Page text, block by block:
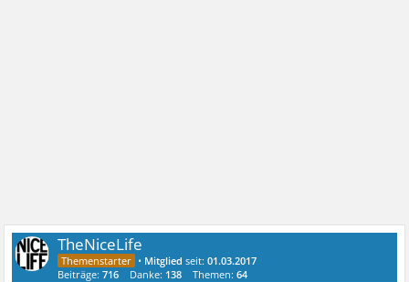
TheNiceLife
• Mitglied seit:01.03.2017
Beiträge:716 Danke: 138 Themen:64